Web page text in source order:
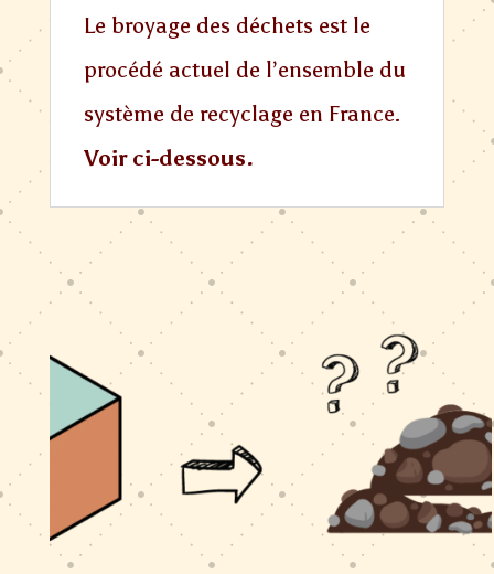
Le broyage des déchets est le
procédé actuel de l’ensemble du
système de recyclage en France.
Voir ci-dessous.